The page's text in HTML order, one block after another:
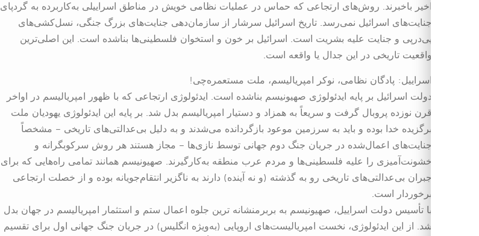
اخیر باخبرند. روش‌های ارتجاعی که حماس در عملیات نظامی خویش در مناطق اسراییلی به‌کاربرده به گردپای
جنایت‌های اسرائیل نمی‌رسد. تاریخ اسرائیل سرشار از سازمان‌دهی جنایت‌های بزرگ جنگی، نسل‌کشی‌های
پی‌درپی و جنایت علیه بشریت است. اسرائیل بر خون و استخوان فلسطینی‌ها بناشده است. این اصلی‌ترین
واقعیت تاریخی در این جدال یا واقعه است.
اسراییل: پادگان نظامی، نوکر امپریالیسم، ملت مستعمره‌چی!
دولت اسرائیل بر پایه ایدئولوژی صهیونیسم بناشده است. ایدئولوژی ارتجاعی که با ظهور امپریالیسم در اواخر
قرن نوزده پروبال گرفت و سریعاً به همزاد و دستیار امپریالیسم بدل شد. بر پایه این ایدئولوژی یهودیان ملت
برگزیده خدا بوده و باید به سرزمین موعود بازگردانده می‌شدند و به دلیل بی‌عدالتی‌های تاریخی – مشخصاً
جنایت‌های اعمال‌شده در جریان جنگ دوم جهانی توسط نازی‌ها – مجاز هستند هر روش سرکوبگرانه و
خشونت‌آمیزی را علیه فلسطینی‌ها و مردم عرب منطقه به‌کارگیرند. صهیونیسم همانند تمامی راه‌هایی که برای
جبران بی‌عدالتی‌های تاریخی رو به گذشته (و نه آینده) دارند به ناگزیر انتقام‌جویانه بوده و از خصلت ارتجاعی
برخوردار است.
با تأسیس دولت اسراییل، صهیونیسم به بربرمنشانه ترین جلوه اعمال ستم و استثمار امپریالیسم در جهان بدل
شد. از این ایدئولوژی، نخست امپریالیست‌های اروپایی (به‌ویژه انگلیس) در جریان جنگ جهانی اول برای تقسیم